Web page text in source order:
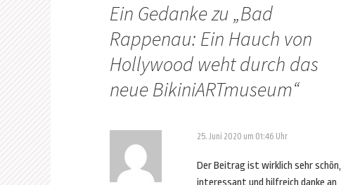
Ein Gedanke zu „Bad
Rappenau: Ein Hauch von
Hollywood weht durch das
neue BikiniARTmuseum“
25. Juni 2020 um 01:46 Uhr
Der Beitrag ist wirklich sehr schön,
interessant und hilfreich danke an